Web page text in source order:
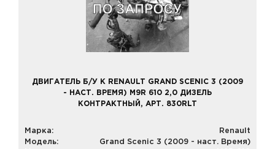
ДВИГАТЕЛЬ Б/У К RENAULT GRAND SCENIC 3 (2009
- НАСТ. ВРЕМЯ) M9R 610 2,0 ДИЗЕЛЬ
КОНТРАКТНЫЙ, АРТ. 830RLT
Марка:
Renault
Модель:
Grand Scenic 3 (2009 - наст. Время)